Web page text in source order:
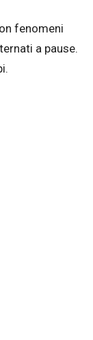
fenomeni
a pause.